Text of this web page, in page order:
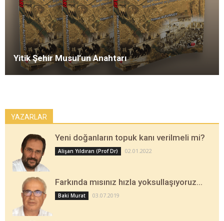
Yitik Şehir Musul’un Anahtarı
YAZARLAR
Yeni doğanların topuk kanı verilmeli mi?
Alişan Yıldıran (Prof Dr) 02.01.2022
Farkında mısınız hızla yoksullaşıyoruz…
Baki Murat 03.07.2019